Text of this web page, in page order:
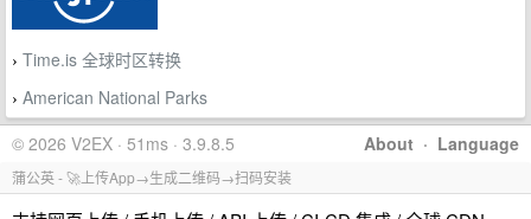
› Time.is 全球时区转换
› American National Parks
About · Language
© 2026 V2EX · 51ms · 3.9.8.5
蒲公英 - 🚀上传App→生成二维码→扫码安装